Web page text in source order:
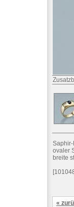
ovaler
breite
«